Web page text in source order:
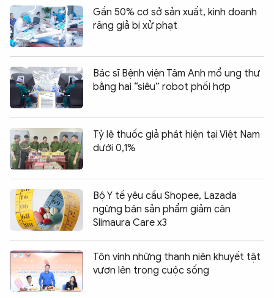
Gần 50% cơ sở sản xuất, kinh doanh
răng giả bị xử phạt
Bác sĩ Bệnh viện Tâm Anh mổ ung thư
bằng hai “siêu” robot phối hợp
Tỷ lệ thuốc giả phát hiện tại Việt Nam
dưới 0,1%
Bộ Y tế yêu cầu Shopee, Lazada
ngừng bán sản phẩm giảm cân
Slimaura Care x3
Tôn vinh những thanh niên khuyết tật
vươn lên trong cuộc sống